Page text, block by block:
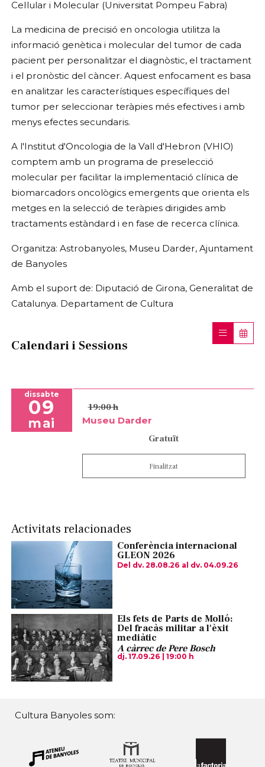
Cel·lular i Molecular (Universitat Pompeu Fabra)
La medicina de precisió en oncologia utilitza la
informació genètica i molecular del tumor de cada
pacient per personalitzar el diagnòstic, el tractament
i el pronòstic del càncer. Aquest enfocament es basa
en analitzar les característiques específiques del
tumor per seleccionar teràpies més efectives i amb
menys efectes secundaris.
A l'Institut d'Oncologia de la Vall d'Hebron (VHIO)
comptem amb un programa de preselecció
molecular per facilitar la implementació clínica de
biomarcadors oncològics emergents que orienta els
metges en la selecció de teràpies dirigides amb
tractaments estàndard i en fase de recerca clínica.
Organitza: Astrobanyoles, Museu Darder, Ajuntament
de Banyoles
Amb el suport de: Diputació de Girona, Generalitat de
Catalunya. Departament de Cultura
Calendari i Sessions
dissabte
09
mai
19:00 h
Museu Darder
Gratuït
Finalitzat
Activitats relacionades
Conferència internacional
GLEON 2026
Del dv. 28.08.26 al dv. 04.09.26
Els fets de Parts de Molló:
Del fracàs militar a l'èxit
mediàtic
A càrrec de Pere Bosch
dj. 17.09.26 19:00 h
Cultura Banyoles som: